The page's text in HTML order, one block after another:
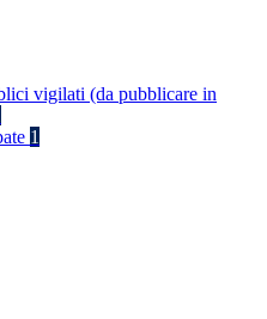
vigilati (da pubblicare in
1